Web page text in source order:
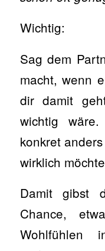
Wichtig:
Sag dem
macht, wenn
dir damit
wichtig
konkret
wirklich
Damit gibst
Chance,
Wohlfühlen